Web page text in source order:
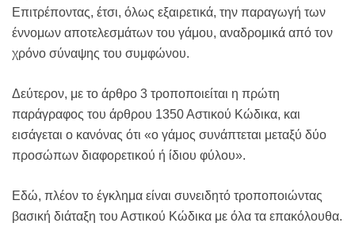
Επιτρέποντας, έτσι, όλως εξαιρετικά, την παραγωγή των
έννομων αποτελεσμάτων του γάμου, αναδρομικά από τον
χρόνο σύναψης του συμφώνου.
Δεύτερον, με το άρθρο 3 τροποποιείται η πρώτη
παράγραφος του άρθρου 1350 Αστικού Κώδικα, και
εισάγεται ο κανόνας ότι «ο γάμος συνάπτεται μεταξύ δύο
προσώπων διαφορετικού ή ίδιου φύλου».
Εδώ, πλέον το έγκλημα είναι συνειδητό τροποποιώντας
βασική διάταξη του Αστικού Κώδικα με όλα τα επακόλουθα.